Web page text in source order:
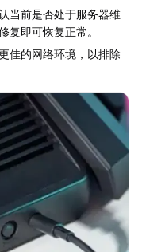
当前是否处于服务器维
复即可恢复正常。
佳的网络环境，以排除